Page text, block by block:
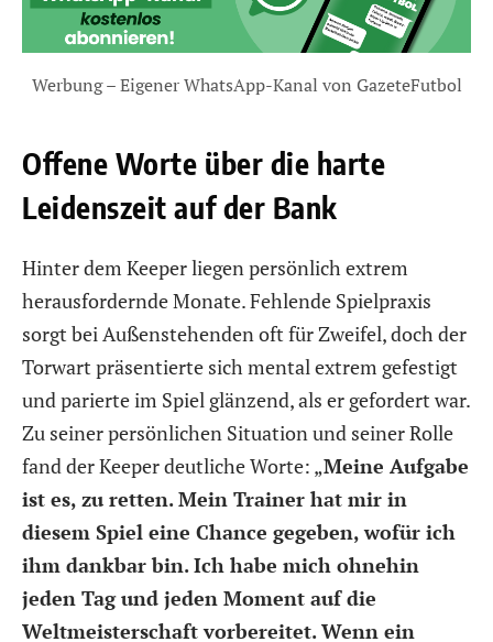
Werbung – Eigener WhatsApp-Kanal von GazeteFutbol
Offene Worte über die harte
Leidenszeit auf der Bank
Hinter dem Keeper liegen persönlich extrem
herausfordernde Monate. Fehlende Spielpraxis
sorgt bei Außenstehenden oft für Zweifel, doch der
Torwart präsentierte sich mental extrem gefestigt
und parierte im Spiel glänzend, als er gefordert war.
Zu seiner persönlichen Situation und seiner Rolle
fand der Keeper deutliche Worte: „Meine Aufgabe
ist es, zu retten. Mein Trainer hat mir in
diesem Spiel eine Chance gegeben, wofür ich
ihm dankbar bin. Ich habe mich ohnehin
jeden Tag und jeden Moment auf die
Weltmeisterschaft vorbereitet. Wenn ein